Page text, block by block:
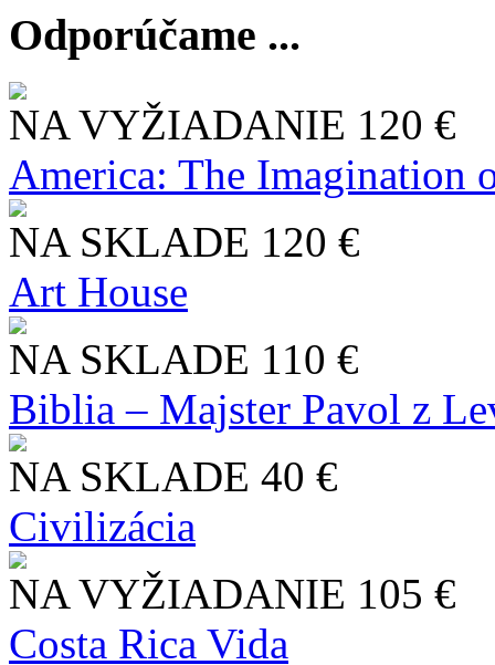
Odporúčame ...
NA VYŽIADANIE 120 €
America: The Imagination
NA SKLADE 120 €
Art House
NA SKLADE 110 €
Biblia – Majster Pavol z
NA SKLADE 40 €
Civilizácia
NA VYŽIADANIE 105 €
Costa Rica Vida